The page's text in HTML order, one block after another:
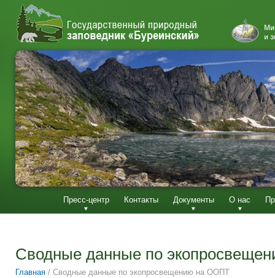
Пресс-центр Контакты Документы О нас
Сводные данные по
Главная / Сводные данные по экопросвещению на ООПТ